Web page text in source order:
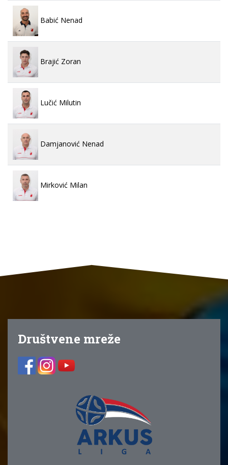
Babić Nenad
Brajić Zoran
Lučić Milutin
Damjanović Nenad
Mirković Milan
Društvene mreže